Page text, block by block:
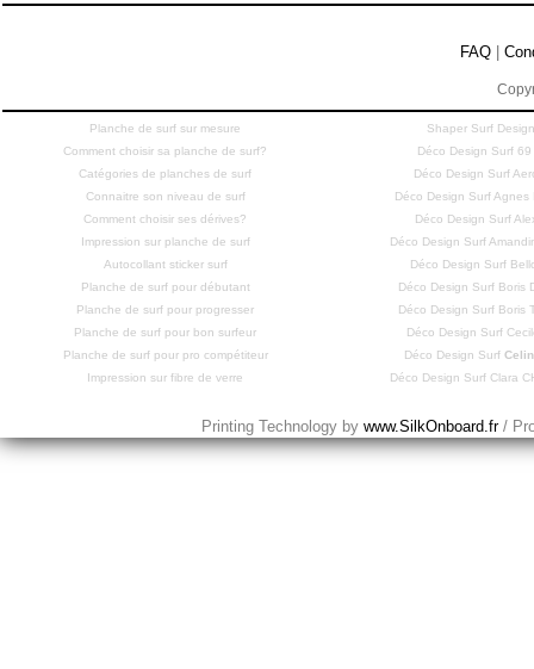
FAQ |
Planche de surf sur mesure
Comment choisir sa planche de surf?
Catégories de planches de surf
Connaitre son niveau de surf
Comment choisir ses dérives?
Impression sur planche de surf
Autocollant sticker surf
Planche de surf pour débutant
Planche de surf pour progresser
Planche de surf pour bon surfeur
Planche de surf pour pro compétiteur
Impression sur fibre de verre
Shaper Surf
Déco Design Surf 69
Déco Design Surf
Déco Design Surf Agnes
Déco Design Surf
Déco Design Surf
Déco Design Surf
Déco Design Surf Boris
Déco Design Surf Boris
Déco Design Surf
Déco Design Surf
Déco Design Surf Clara
Printing Technology bywww.SilkOnboard.fr /